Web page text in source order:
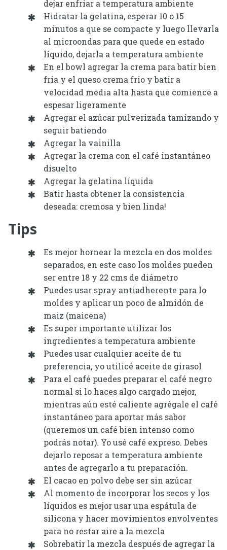
dejar enfriar a temperatura ambiente
Hidratar la gelatina, esperar 10 o 15
minutos a que se compacte y luego llevarla
al microondas para que quede en estado
líquido, dejarla a temperatura ambiente
En el bowl agregar la crema para batir bien
fria y el queso crema frio y batir a
velocidad media alta hasta que comience a
espesar ligeramente
Agregar el azúcar pulverizada tamizando y
seguir batiendo
Agregar la vainilla
Agregar la crema con el café instantáneo
disuelto
Agregar la gelatina líquida
Batir hasta obtener la consistencia
deseada: cremosa y bien linda!
Tips
Es mejor hornear la mezcla en dos moldes
separados, en este caso los moldes pueden
ser entre 18 y 22 cms de diámetro
Puedes usar spray antiadherente para lo
moldes y aplicar un poco de almidón de
maiz (maicena)
Es super importante utilizar los
ingredientes a temperatura ambiente
Puedes usar cualquier aceite de tu
preferencia, yo utilicé aceite de girasol
Para el café puedes preparar el café negro
normal si lo haces algo cargado mejor,
mientras aún esté caliente agrégale el café
instantáneo para aportar más sabor
(queremos un café bien intenso como
podrás notar). Yo usé café expreso. Debes
dejarlo reposar a temperatura ambiente
antes de agregarlo a tu preparación.
El cacao en polvo debe ser sin azúcar
Al momento de incorporar los secos y los
líquidos es mejor usar una espátula de
silicona y hacer movimientos envolventes
para no restar aire a la mezcla
Sobrebatir la mezcla después de agregar la